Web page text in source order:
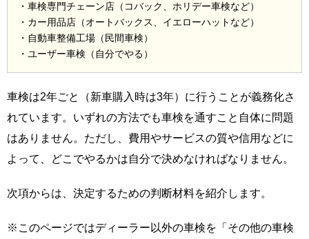
・車検専門チェーン店（コバック、ホリデー車検など）
・カー用品店（オートバックス、イエローハットなど）
・自動車整備工場（民間車検）
・ユーザー車検（自分でやる）
車検は2年ごと（新車購入時は3年）に行うことが義務化さ
れています。いずれの方法でも車検を通すこと自体に問題
はありません。ただし、費用やサービスの質や信用などに
よって、どこでやるかは自分で決めなければなりません。
次項からは、決定するための判断材料を紹介します。
※このページではディーラー以外の車検を「その他の車検